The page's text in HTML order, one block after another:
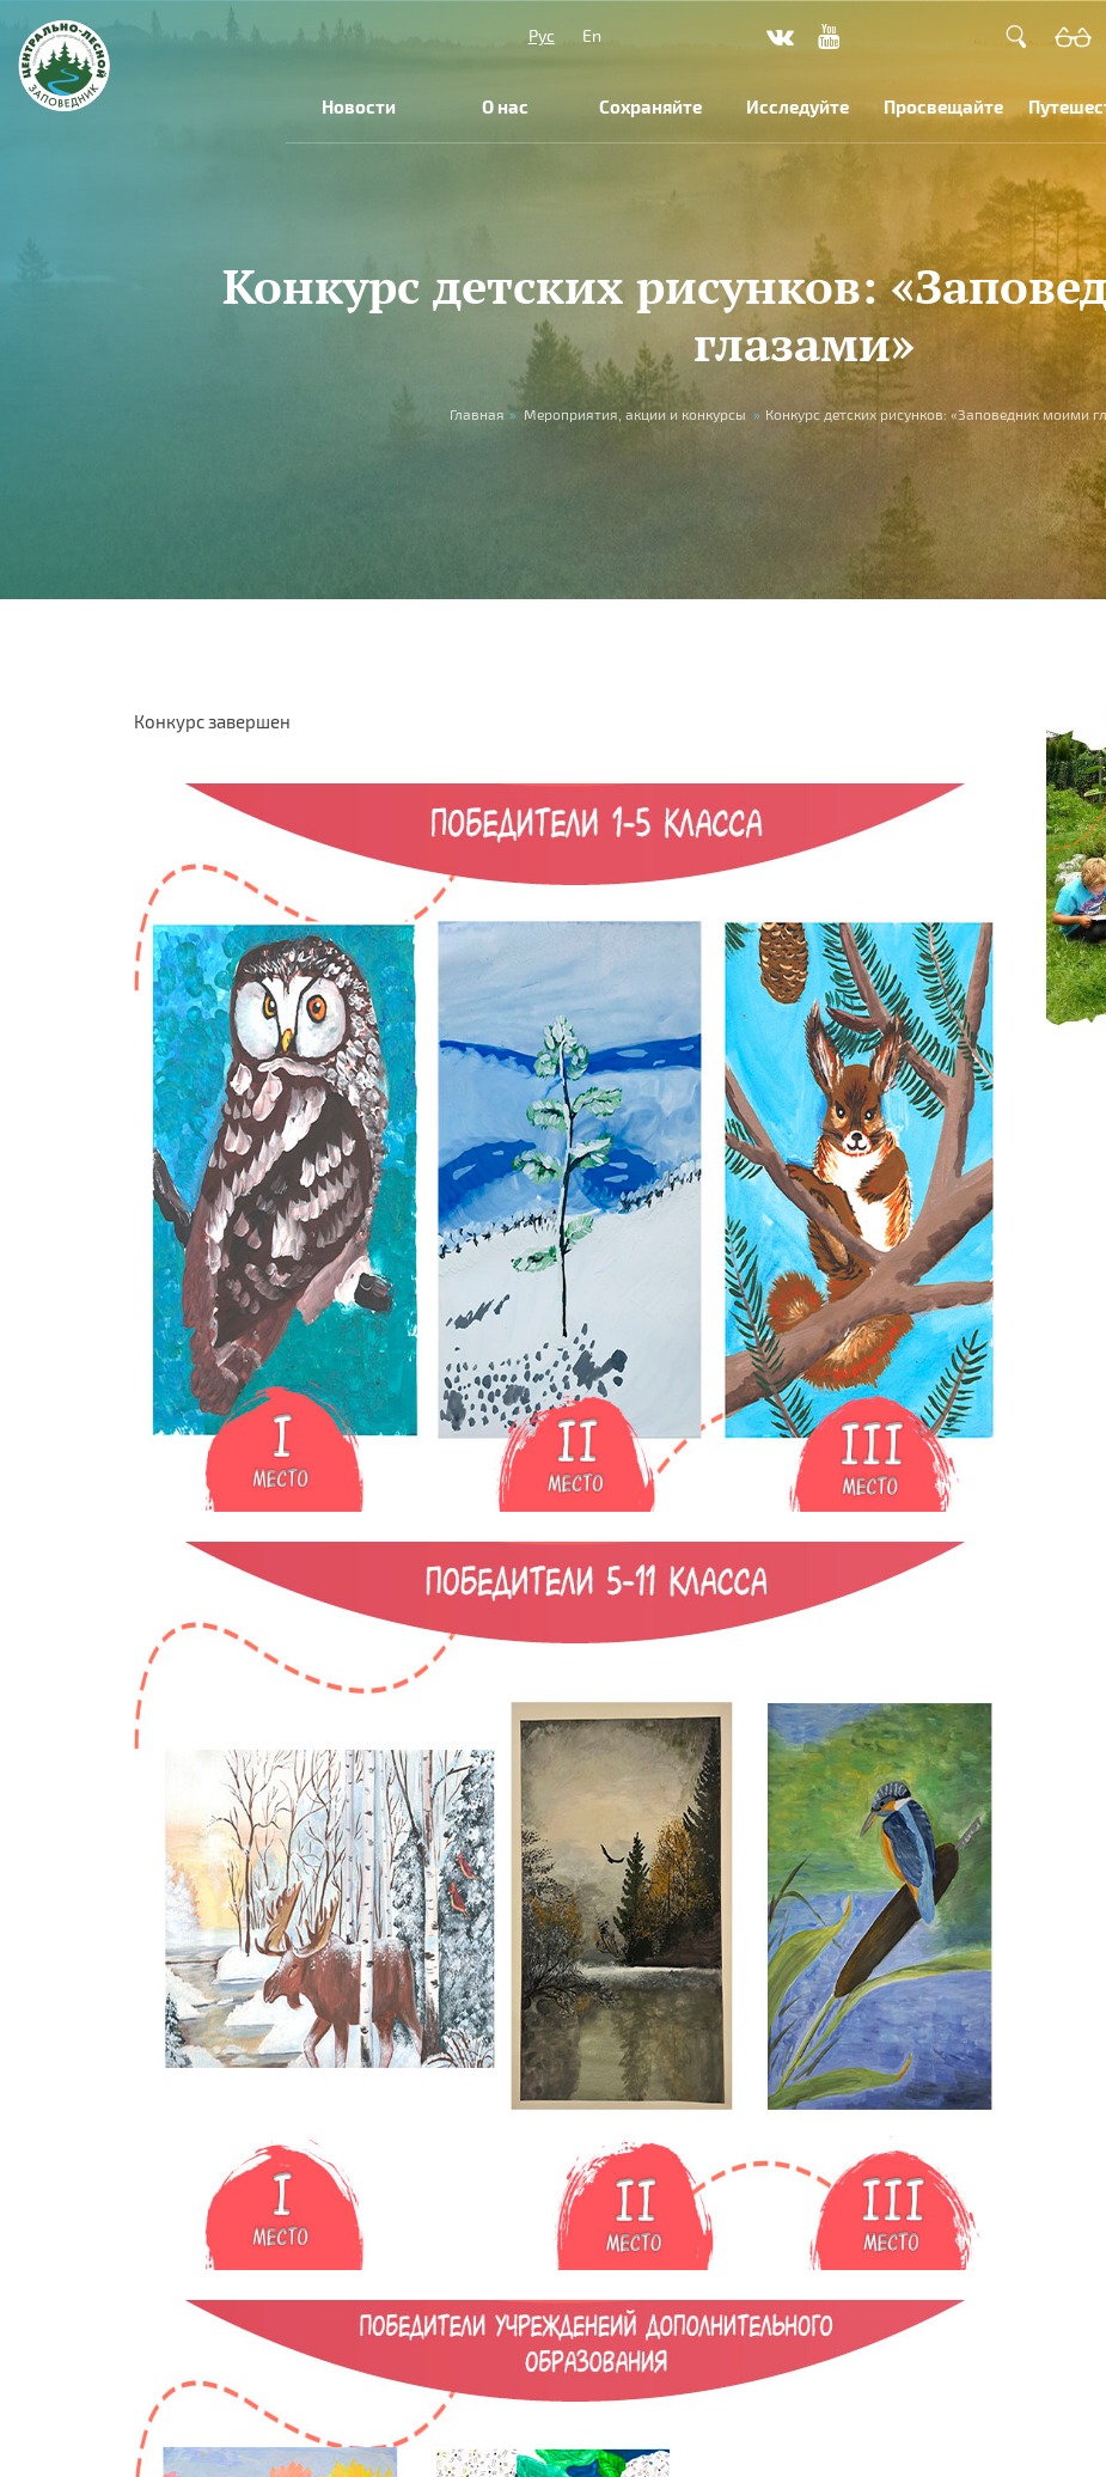
Перейти к основному содержанию
Рус
En
Новости О нас Сохраняйте Исследуйте Просвещайте
Конкурс детских рисунков:
глазами»
Главная » Мероприятия, акции и конкурсы » Конкурс детских рисунков: «Заповедник моими
Конкурс завершен